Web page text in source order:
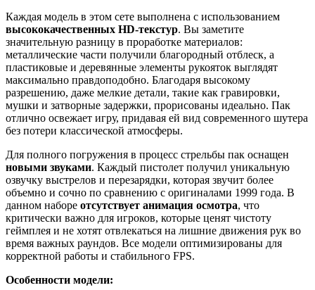
Каждая модель в этом сете выполнена с использованием
высококачественных HD-текстур. Вы заметите
значительную разницу в проработке материалов:
металлические части получили благородный отблеск, а
пластиковые и деревянные элементы рукояток выглядят
максимально правдоподобно. Благодаря высокому
разрешению, даже мелкие детали, такие как гравировки,
мушки и затворные задержки, прорисованы идеально. Пак
отлично освежает игру, придавая ей вид современного шутера
без потери классической атмосферы.
Для полного погружения в процесс стрельбы пак оснащен
новыми звуками. Каждый пистолет получил уникальную
озвучку выстрелов и перезарядки, которая звучит более
объемно и сочно по сравнению с оригиналами 1999 года. В
данном наборе отсутствует анимация осмотра, что
критически важно для игроков, которые ценят чистоту
геймплея и не хотят отвлекаться на лишние движения рук во
время важных раундов. Все модели оптимизированы для
корректной работы и стабильного FPS.
Особенности модели: